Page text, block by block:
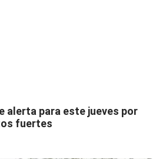
alerta para este jueves por
fuertes